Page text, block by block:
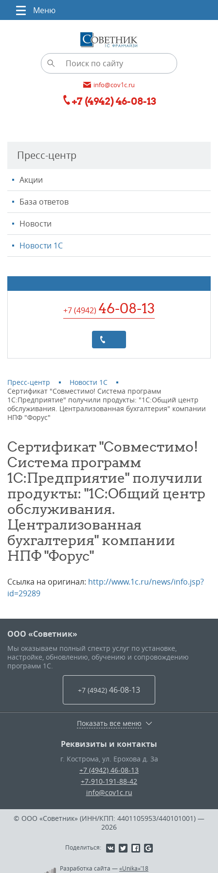
Меню
info@cov1c.ru
+7 (4942) 46-08-13
Пресс-центр
Акции
База ответов
Новости
Новости 1С
+7 (4942) 46-08-13
Пресс-центр
Новости 1С
Сертификат "Совместимо! Система программ
1С:Предприятие" получили продукты: "1С:Общий центр
обслуживания. Централизованная бухгалтерия" компании
НПФ "Форус"
Сертификат "Совместимо!
Система программ
1С:Предприятие" получили
продукты: "1С:Общий центр
обслуживания.
Централизованная
бухгалтерия" компании
НПФ "Форус"
Ссылка на оригинал: http://www.1c.ru/news/info.jsp?
id=29289
ООО «Советник»
Мы оказываем полный спектр услуг по установке,
настройке, обновлению, обучению и сопровождению
программ 1С.
+7 (4942) 46-08-13
Показать все меню
Реквизиты и контакты
г. Кострома, ул. Ерохова д. 3а
+7 (4942) 46-08-13
+7-910-191-88-42
info@cov1c.ru
© ООО «Советник» (ИНН/КПП: 4401105953/440101001) —
2026
Поделиться:
Разработка сайта —«Unika»’18